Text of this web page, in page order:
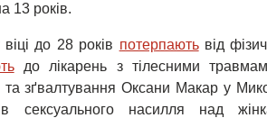
13 років.
до 28 років потерпаютьвід
до лікарень з тілесними
та зґвалтування Оксани Макар у
сексуального насилля над